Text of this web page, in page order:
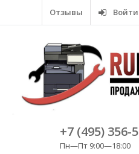
Отзывы Войти
+7 (495) 356-
Пн—Пт 9:00—18:00